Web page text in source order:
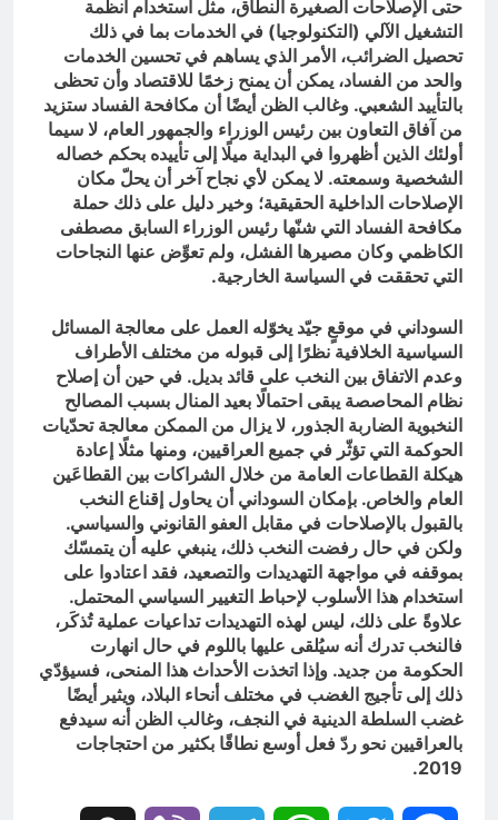
حتى الإصلاحات الصغيرة النطاق، مثل استخدام أنظمة
التشغيل الآلي (التكنولوجيا) في الخدمات بما في ذلك
تحصيل الضرائب، الأمر الذي يساهم في تحسين الخدمات
والحد من الفساد، يمكن أن يمنح زخمًا للاقتصاد وأن تحظى
بالتأييد الشعبي. وغالب الظن أيضًا أن مكافحة الفساد ستزيد
من آفاق التعاون بين رئيس الوزراء والجمهور العام، لا سيما
أولئك الذين أظهروا في البداية ميلًا إلى تأييده بحكم خصاله
الشخصية وسمعته. لا يمكن لأي نجاح آخر أن يحلّ مكان
الإصلاحات الداخلية الحقيقية؛ وخير دليل على ذلك حملة
مكافحة الفساد التي شنّها رئيس الوزراء السابق مصطفى
الكاظمي وكان مصيرها الفشل، ولم تعوِّض عنها النجاحات
التي تحققت في السياسة الخارجية.
السوداني في موقعٍ جيّد يخوّله العمل على معالجة المسائل
السياسية الخلافية نظرًا إلى قبوله من مختلف الأطراف
وعدم الاتفاق بين النخب على قائد بديل. في حين أن إصلاح
نظام المحاصصة يبقى احتمالًا بعيد المنال بسبب المصالح
النخبوية الضاربة الجذور، لا يزال من الممكن معالجة تحدّيات
الحوكمة التي تؤثّر في جميع العراقيين، ومنها مثلًا إعادة
هيكلة القطاعات العامة من خلال الشراكات بين القطاعَين
العام والخاص. بإمكان السوداني أن يحاول إقناع النخب
بالقبول بالإصلاحات في مقابل العفو القانوني والسياسي.
ولكن في حال رفضت النخب ذلك، ينبغي عليه أن يتمسّك
بموقفه في مواجهة التهديدات والتصعيد، فقد اعتادوا على
استخدام هذا الأسلوب لإحباط التغيير السياسي المحتمل.
علاوةً على ذلك، ليس لهذه التهديدات تداعيات عملية تُذكَر،
فالنخب تدرك أنه سيُلقى عليها باللوم في حال انهارت
الحكومة من جديد. وإذا اتخذت الأحداث هذا المنحى، فسيؤدّي
ذلك إلى تأجيج الغضب في مختلف أنحاء البلاد، ويثير أيضًا
غضب السلطة الدينية في النجف، وغالب الظن أنه سيدفع
بالعراقيين نحو ردّ فعل أوسع نطاقًا بكثير من احتجاجات
2019.